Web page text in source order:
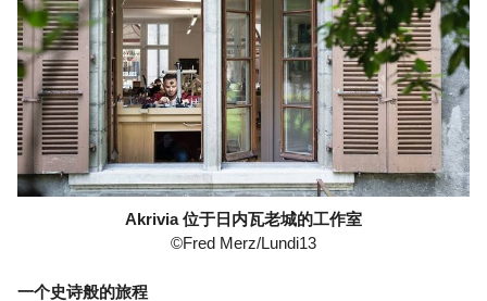
Akrivia 位于日内瓦老城的工作室
©Fred Merz/Lundi13
一个史诗般的旅程